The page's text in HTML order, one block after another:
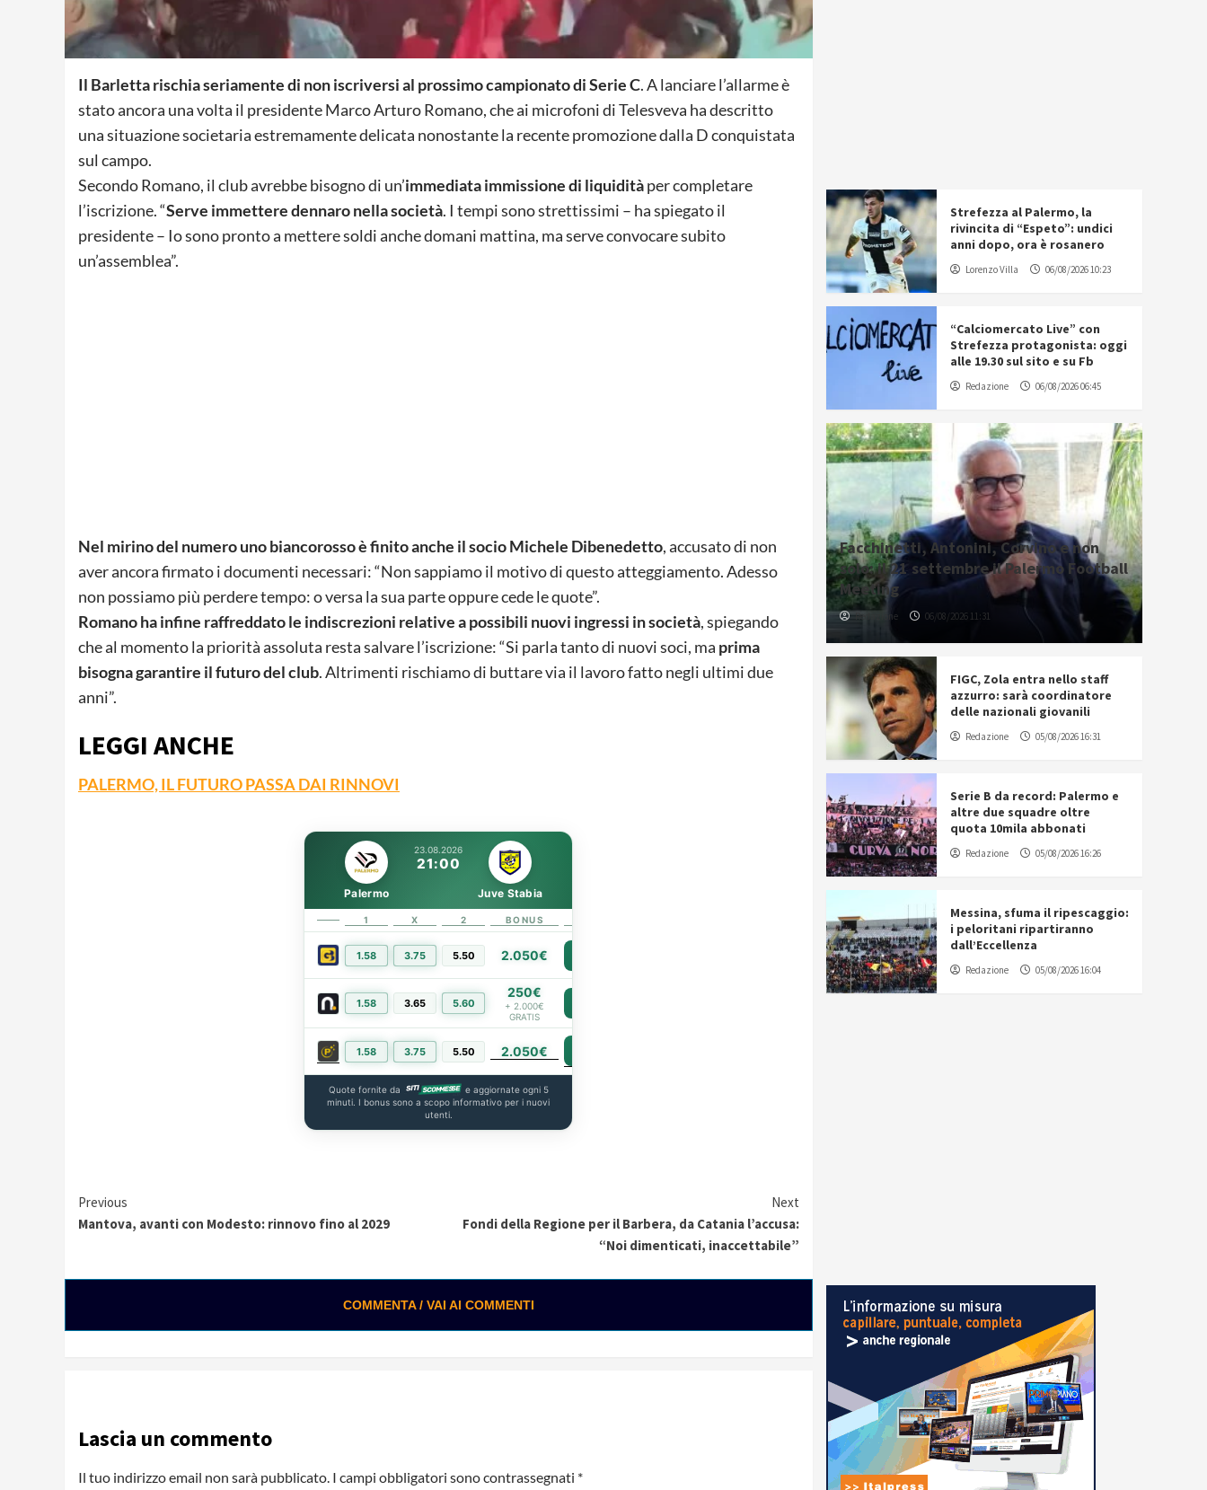
Il Barletta rischia seriamente di non iscriversi al prossimo campionato di Serie C. A lanciare l’allarme è
stato ancora una volta il presidente Marco Arturo Romano, che ai microfoni di Telesveva ha descritto
una situazione societaria estremamente delicata nonostante la recente promozione dalla D conquistata
sul campo.
Secondo Romano, il club avrebbe bisogno di un’immediata immissione di liquiditàper completare
l’iscrizione. “Serve immettere dennaro nella società. I tempi sono strettissimi – ha spiegato il
presidente – Io sono pronto a mettere soldi anche domani mattina, ma serve convocare subito
un’assemblea”.
Nel mirino del numero uno biancorosso è finito anche il socio Michele Dibenedetto, accusato di non
aver ancora firmato i documenti necessari: “Non sappiamo il motivo di questo atteggiamento. Adesso
non possiamo più perdere tempo: o versa la sua parte oppure cede le quote”.
Romano ha infine raffreddato le indiscrezioni relative a possibili nuovi ingressi in società, spiegando
che al momento la priorità assoluta resta salvare l’iscrizione: “Si parla tanto di nuovi soci, ma prima
bisogna garantire il futuro del club. Altrimenti rischiamo di buttare via il lavoro fatto negli ultimi due
anni”.
LEGGI ANCHE
PALERMO, IL FUTURO PASSA DAI RINNOVI
23.08.2026
21:00
Palermo Juve Stabia
1 X 2 BONUS
1.58 3.75 5.50 2.050€
1.58 3.65 5.60
250€
+ 2.000€
GRATIS
1.58 3.75 5.50 2.050€
Quote fornite da
e aggiornate ogni 5
minuti. I bonus sono a scopo informativo per i nuovi
utenti.
Continue
Reading
Previous
Mantova, avanti con Modesto: rinnovo fino al 2029
Next
Fondi della Regione per il Barbera, da Catania l’accusa:
“Noi dimenticati, inaccettabile”
COMMENTA / VAI AI COMMENTI
Lascia un commento
Il tuo indirizzo email non sarà pubblicato. I campi obbligatori sono contrassegnati *
Strefezza al Palermo, la
rivincita di “Espeto”: undici
anni dopo, ora è rosanero
Lorenzo Villa 06/08/2026 10:23
“Calciomercato Live” con
Strefezza protagonista: oggi
alle 19.30 sul sito e su Fb
Redazione 06/08/2026 06:45
Facchinetti, Antonini, Corvino e non
solo: il 21 settembre il Palermo Football
Meeting
Redazione 06/08/2026 11:31
FIGC, Zola entra nello staff
azzurro: sarà coordinatore
delle nazionali giovanili
Redazione 05/08/2026 16:31
Serie B da record: Palermo e
altre due squadre oltre
quota 10mila abbonati
Redazione 05/08/2026 16:26
Messina, sfuma il ripescaggio:
i peloritani ripartiranno
dall’Eccellenza
Redazione 05/08/2026 16:04